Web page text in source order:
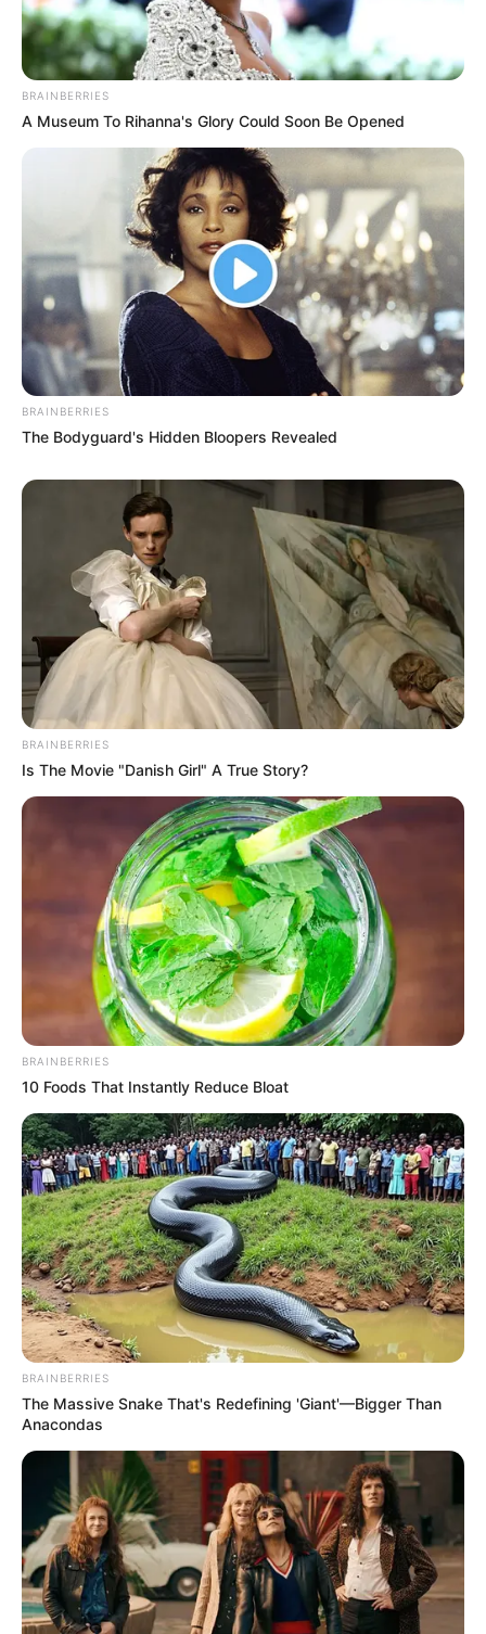
BRAINBERRIES
A Museum To Rihanna's Glory Could Soon Be Opened
BRAINBERRIES
The Bodyguard's Hidden Bloopers Revealed
BRAINBERRIES
Is The Movie "Danish Girl" A True Story?
BRAINBERRIES
10 Foods That Instantly Reduce Bloat
BRAINBERRIES
The Massive Snake That's Redefining 'Giant'—Bigger Than
Anacondas